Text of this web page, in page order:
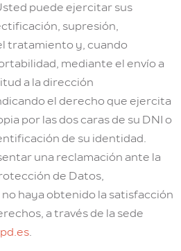
puede ejercitar sus
supresión,
tratamiento y, cuando
mediante el envío a
a la dirección
el derecho que ejercita
por las dos caras de su DNI o
de su identidad.
una reclamación ante la
de Datos,
haya obtenido la satisfacción
a través de la sede
.